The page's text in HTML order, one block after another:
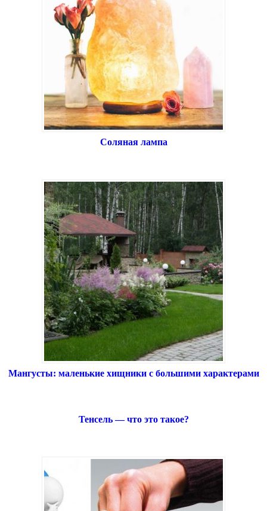
Соляная лампа
Мангусты: маленькие хищники с большими характерами
Тенсель — что это такое?